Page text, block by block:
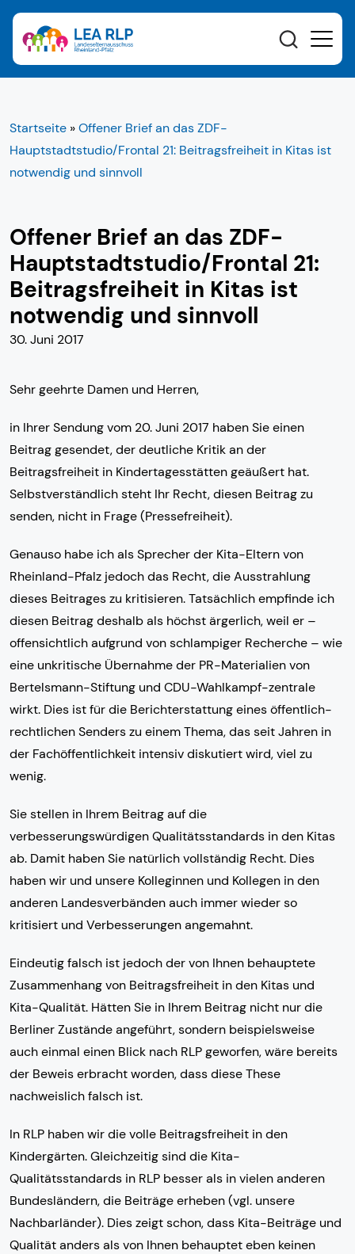
Startseite »Offener Brief an das ZDF-
Hauptstadtstudio/Frontal 21: Beitragsfreiheit in Kitas ist
notwendig und sinnvoll
Offener Brief an das ZDF-
Hauptstadtstudio/Frontal 21:
Beitragsfreiheit in Kitas ist
notwendig und sinnvoll
30. Juni 2017
Sehr geehrte Damen und Herren,
in Ihrer Sendung vom 20. Juni 2017 haben Sie einen
Beitrag gesendet, der deutliche Kritik an der
Beitragsfreiheit in Kindertagesstätten geäußert hat.
Selbstverständlich steht Ihr Recht, diesen Beitrag zu
senden, nicht in Frage (Pressefreiheit).
Genauso habe ich als Sprecher der Kita-Eltern von
Rheinland-Pfalz jedoch das Recht, die Ausstrahlung
dieses Beitrages zu kritisieren. Tatsächlich empfinde ich
diesen Beitrag deshalb als höchst ärgerlich, weil er –
offensichtlich aufgrund von schlampiger Recherche – wie
eine unkritische Übernahme der PR-Materialien von
Bertelsmann-Stiftung und CDU-Wahlkampf-zentrale
wirkt. Dies ist für die Berichterstattung eines öffentlich-
rechtlichen Senders zu einem Thema, das seit Jahren in
der Fachöffentlichkeit intensiv diskutiert wird, viel zu
wenig.
Sie stellen in Ihrem Beitrag auf die
verbesserungswürdigen Qualitätsstandards in den Kitas
ab. Damit haben Sie natürlich vollständig Recht. Dies
haben wir und unsere Kolleginnen und Kollegen in den
anderen Landesverbänden auch immer wieder so
kritisiert und Verbesserungen angemahnt.
Eindeutig falsch ist jedoch der von Ihnen behauptete
Zusammenhang von Beitragsfreiheit in den Kitas und
Kita-Qualität. Hätten Sie in Ihrem Beitrag nicht nur die
Berliner Zustände angeführt, sondern beispielsweise
auch einmal einen Blick nach RLP geworfen, wäre bereits
der Beweis erbracht worden, dass diese These
nachweislich falsch ist.
In RLP haben wir die volle Beitragsfreiheit in den
Kindergärten. Gleichzeitig sind die Kita-
Qualitätsstandards in RLP besser als in vielen anderen
Bundesländern, die Beiträge erheben (vgl. unsere
Nachbarländer). Dies zeigt schon, dass Kita-Beiträge und
Qualität anders als von Ihnen behauptet eben keinen